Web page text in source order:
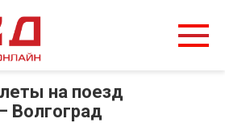
на поезд
Волгоград